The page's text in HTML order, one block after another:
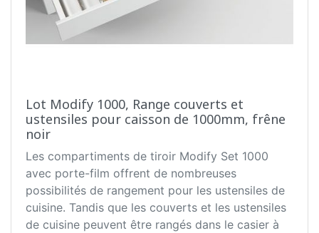
Lot Modify 1000, Range couverts et
ustensiles pour caisson de 1000mm, frêne
noir
Les compartiments de tiroir Modify Set 1000
avec porte-film offrent de nombreuses
possibilités de rangement pour les ustensiles de
cuisine. Tandis que les couverts et les ustensiles
de cuisine peuvent être rangés dans le casier à